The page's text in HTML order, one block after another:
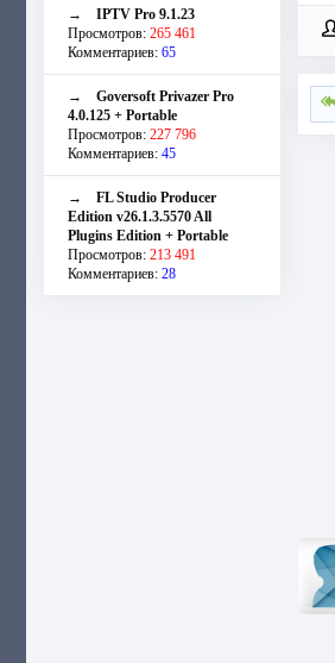
→ IPTV Pro 9.1.23
Просмотров: 265 461
Комментариев: 65
→ Goversoft Privazer Pro
4.0.125 + Portable
Просмотров: 227 796
Комментариев: 45
→ FL Studio Producer
Edition v26.1.3.5570 All
Plugins Edition + Portable
Просмотров: 213 491
Комментариев: 28